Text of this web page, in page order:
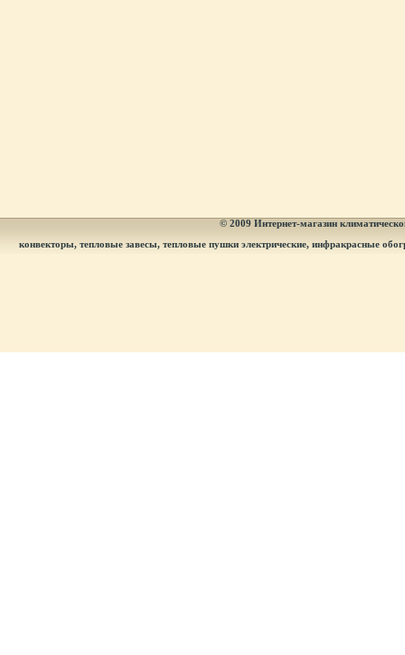
© 2009 Интернет-магазин
конвекторы, тепловые завесы, тепловые пушки электрические, инфракрасные